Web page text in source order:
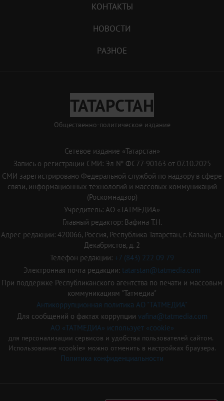
КОНТАКТЫ
НОВОСТИ
РАЗНОЕ
ТАТАРСТАН
Общественно-политическое издание
Сетевое издание «Татарстан»
Запись о регистрации СМИ: Эл № ФС77-90163 от 07.10.2025
СМИ зарегистрировано Федеральной службой по надзору в сфере
связи, информационных технологий и массовых коммуникаций
(Роскомнадзор)
Учредитель: АО «ТАТМЕДИА»
Главный редактор: Вафина Т.Н.
Адрес редакции: 420066, Россия, Республика Татарстан, г. Казань, ул.
Декабристов, д. 2
Телефон редакции: +7 (843) 222 09 79
Электронная почта редакции: tatarstan@tatmedia.com
При поддержке Республиканского агентства по печати и массовым
коммуникациям "Татмедиа"
Антикоррупционная политика АО "ТАТМЕДИА"
Для сообщений о фактах коррупции vafina@tatmedia.com
АО «ТАТМЕДИА» использует «cookie»
для персонализации сервисов и удобства пользователей сайтом.
Использование «cookie» можно отменить в настройках браузера.
Политика конфиденциальности